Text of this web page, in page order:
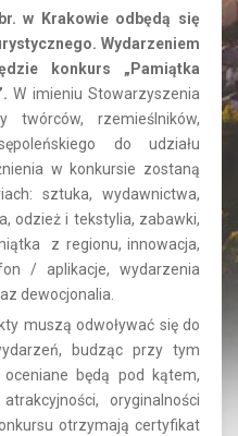
w Krakowie odbędą się
Wydarzeniem
konkurs „ Pamiątka
W imieniu Stowarzyszenia
twórców, rzemieślników,
do udziału
w konkursie zostaną
sztuka, wydawnictwa,
odzież i tekstylia, zabawki,
z regionu, innowacja,
/ aplikacje, wydarzenia
dewocjonalia.
muszą odwoływać się do
budząc przy tym
będą pod kątem,
oryginalności
otrzymają certyfikat